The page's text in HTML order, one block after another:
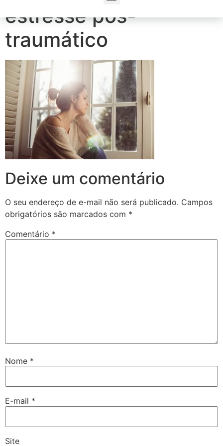
estresse pós-
traumático
Deixe um comentário
O seu endereço de e-mail não será publicado. Campos
obrigatórios são marcados com *
Comentário *
Nome *
E-mail *
Site